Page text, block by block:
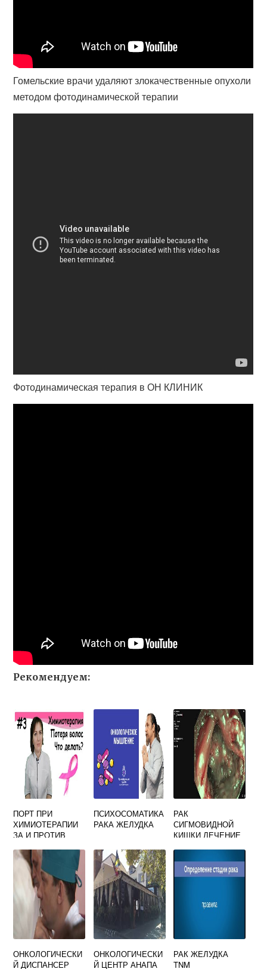
Гомельские врачи удаляют злокачественные опухоли
методом фотодинамической терапии
Фотодинамическая терапия в ОН КЛИНИК
Рекомендуем:
ПОРТ ПРИ
ХИМИОТЕРАПИИ
ЗА И ПРОТИВ
ПСИХОСОМАТИКА
РАКА ЖЕЛУДКА
РАК
СИГМОВИДНОЙ
КИШКИ ЛЕЧЕНИЕ
ОНКОЛОГИЧЕСКИ
Й ДИСПАНСЕР
ОНКОЛОГИЧЕСКИ
Й ЦЕНТР АНАПА
РАК ЖЕЛУДКА
TNM